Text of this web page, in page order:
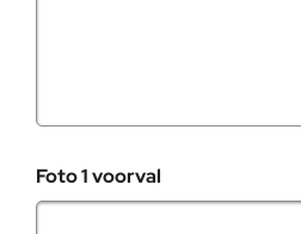
Foto 1 voorval